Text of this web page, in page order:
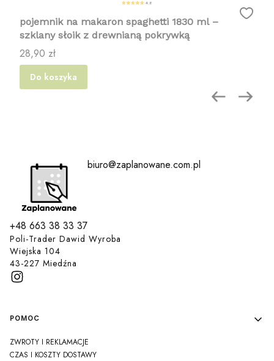
4.8
pojemnik na makaron spaghetti 1830 ml –
szklany słoik z drewnianą pokrywką
Cena
28,90 zł
Do koszyka
+48 663 38 33 37
biuro@zaplanowane.com.pl
Poli-Trader Dawid Wyroba
Wiejska 104
43-227 Miedźna
Linki w stopce
POMOC
ZWROTY I REKLAMACJE
CZAS I KOSZTY DOSTAWY